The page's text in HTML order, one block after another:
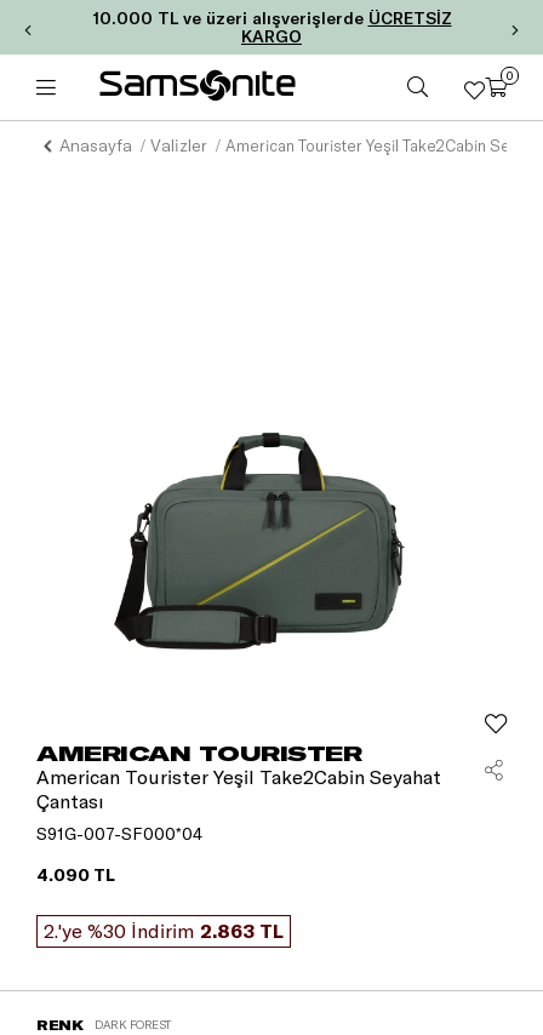
10.000 TL ve üzeri alışverişlerde ÜCRETSİZ
KARGO
0
Anasayfa Valizler
AMERICAN TOURISTER
American Tourister Yeşil Take2Cabin Seyahat
Çantası
S91G-007-SF000*04
4.090 TL
2.'ye %30 İndirim 2.863 TL
RENK DARK FOREST